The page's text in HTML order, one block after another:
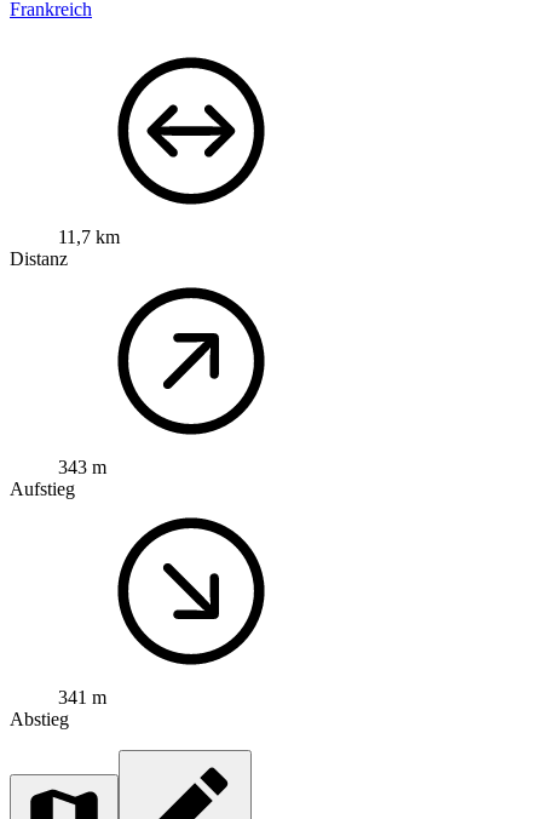
Frankreich
11,7 km
Distanz
343 m
Aufstieg
341 m
Abstieg